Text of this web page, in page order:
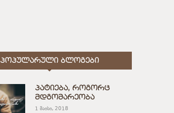
ᲞᲝᲞᲣᲚᲐᲠᲣᲚᲘ ᲑᲚᲝᲒᲔᲑᲘ
პატიება, როგორც
მდგომარეობა
1 მაისი, 2018